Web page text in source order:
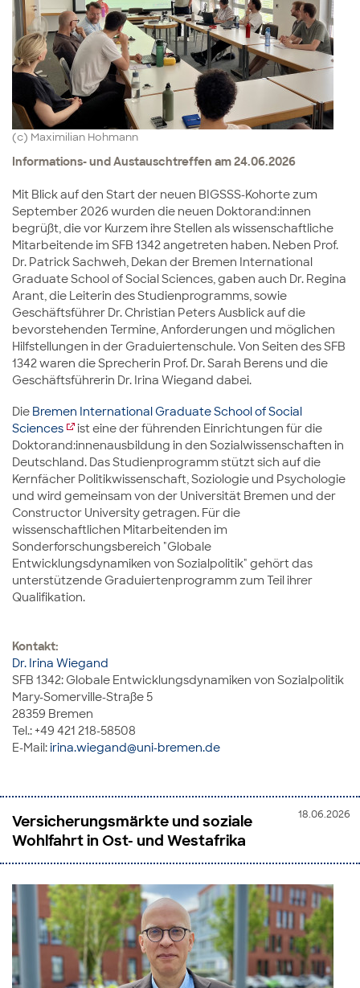
(c) Maximilian Hohmann
Informations- und Austauschtreffen am 24.06.2026
Mit Blick auf den Start der neuen BIGSSS-Kohorte zum
September 2026 wurden die neuen Doktorand:innen
begrüßt, die vor Kurzem ihre Stellen als wissenschaftliche
Mitarbeitende im SFB 1342 angetreten haben. Neben Prof.
Dr. Patrick Sachweh, Dekan der Bremen International
Graduate School of Social Sciences, gaben auch Dr. Regina
Arant, die Leiterin des Studienprogramms, sowie
Geschäftsführer Dr. Christian Peters Ausblick auf die
bevorstehenden Termine, Anforderungen und möglichen
Hilfstellungen in der Graduiertenschule. Von Seiten des SFB
1342 waren die Sprecherin Prof. Dr. Sarah Berens und die
Geschäftsführerin Dr. Irina Wiegand dabei.
Die Bremen International Graduate School of Social
Sciences
ist eine der führenden Einrichtungen für die
Doktorand:innenausbildung in den Sozialwissenschaften in
Deutschland. Das Studienprogramm stützt sich auf die
Kernfächer Politikwissenschaft, Soziologie und Psychologie
und wird gemeinsam von der Universität Bremen und der
Constructor University getragen. Für die
wissenschaftlichen Mitarbeitenden im
Sonderforschungsbereich "Globale
Entwicklungsdynamiken von Sozialpolitik" gehört das
unterstützende Graduiertenprogramm zum Teil ihrer
Qualifikation.
Kontakt:
Dr. Irina Wiegand
SFB 1342: Globale Entwicklungsdynamiken von Sozialpolitik
Mary-Somerville-Straße 5
28359 Bremen
Tel.: +49 421 218-58508
E-Mail:irina.wiegand@uni-bremen.de
18.06.2026
Versicherungsmärkte und soziale
Wohlfahrt in Ost- und Westafrika